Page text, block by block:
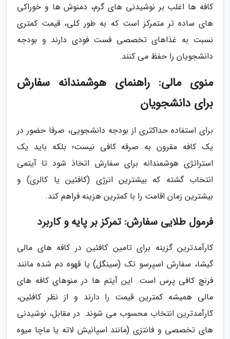
کافه ها اغلب بر نوشیدنی های گرم، دمنوش ها و خوراکی
های ساده تر متمرکز است که به طور کلی، قیمت کمتری
نسبت به غذاهای تخصصی فست فودی دارند و بودجه
دانشجویان را حفظ می کنند.
منوی مالی: راهنمای هوشمندانه سفارش
برای دانشجویان
برای استفاده حداکثری از بودجه دانشجویی، صرفا حضور در
یک کافه مقرون به صرفه کافی نیست؛ بلکه باید یک
استراتژی هوشمندانه برای سفارش اتخاذ شود تا آیتمی
انتخاب گشته که بیشترین انرژی (کافئین یا کالری) و
بیشترین زمان اقامت را با کمترین هزینه فراهم کند.
فرمول طلایی سفارش: تمرکز بر پایه و کاربرد
کارآمدترین گزینه برای تامین کافئین در کافه های مالی
گیشا، سفارش اسپرسو تک (سینگل) یا قهوه دم شده مانند
فرنچ کافی پرس است. این آیتم ها در منوهای کافه های
مالی همیشه کمترین قیمت را دارند و از نظر کافئین،
کارآمدترین انتخاب محسوب می شوند. در مقابل، نوشیدنی
های تخصصی و فانتزی (مانند اسپانیش لاته یا ماچا میوه